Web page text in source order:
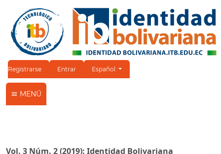
Registrarse Entrar Cambiar el idioma. El idioma actual es:
Español
MENÚ
Vol. 3 Núm. 2 (2019): Identidad Bolivariana